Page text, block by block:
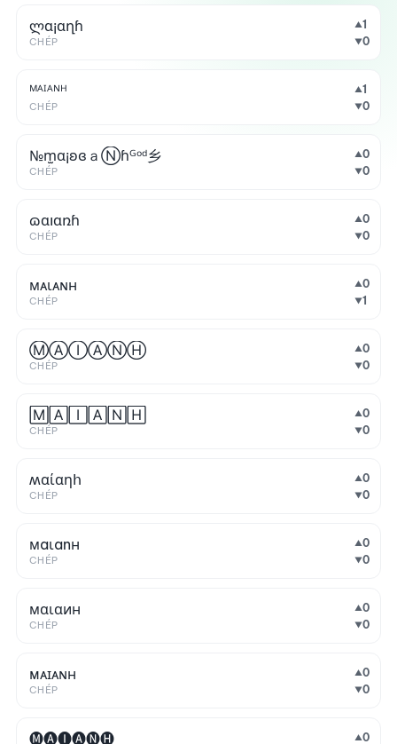
ლɑ¡ɑղɦ
CHÉP
▲1
▼0
ᴹᴬᴵᴬᴺᴴ
CHÉP
▲1
▼0
№m̫α¡ʚɞａⓃɦᴳᵒᵈ乡
CHÉP
▲0
▼0
ɷɑıɑռɦ
CHÉP
▲0
▼0
мᴀιᴀɴн
CHÉP
▲0
▼1
ⓂⒶⒾⒶⓃⒽ
CHÉP
▲0
▼0
🄼🄰🄸🄰🄽🄷
CHÉP
▲0
▼0
ʍαίαηհ
CHÉP
▲0
▼0
мaιanн
CHÉP
▲0
▼0
мαιαин
CHÉP
▲0
▼0
ᴍᴀɪᴀɴʜ
CHÉP
▲0
▼0
🅜🅐🅘🅐🅝🅗 ▲0